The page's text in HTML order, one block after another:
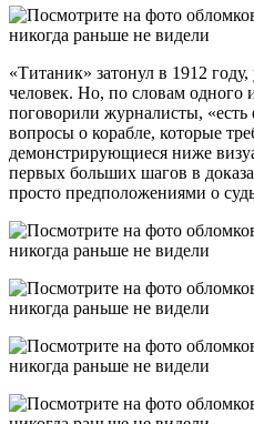
«Титаник» затонул в 1912
человек. Но, по словам одного
поговорили журналисты,
вопросы о корабле, которые
демонстрирующиеся ниже
первых больших шагов в
просто предположениями о